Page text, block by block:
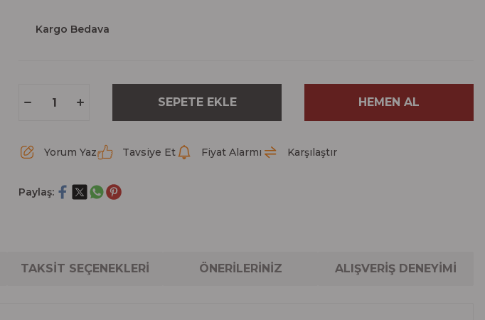
Kargo Bedava
SEPETE EKLE HEMEN AL
Yorum Yaz Tavsiye Et Fiyat Alarmı Karşılaştır
Paylaş:
TAKSİT SEÇENEKLERİ ÖNERİLERİNİZ ALIŞVERİŞ DENEYİMİ